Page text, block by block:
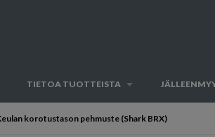
TIETOA TUOTTEISTA
korotustason pehmuste (Shark BRX)